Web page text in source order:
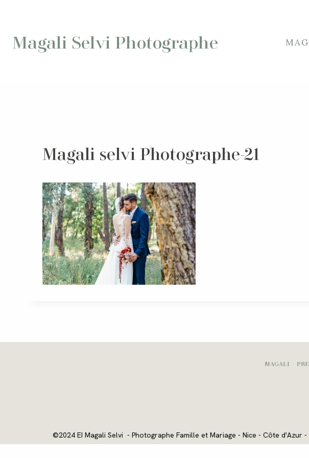
Magali Selvi Photographe
Magali selvi Photographe-21
MAGALI
©2024 EI Magali Selvi - Photographe Famille et Mariage - Nice - Côte d'Azur -